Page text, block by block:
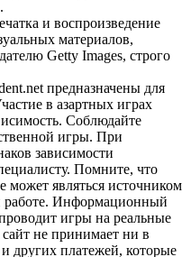
и воспроизведение
материалов,
Getty Images, строго
предназначены для
в азартных играх
Соблюдайте
игры. При
зависимости
Помните, что
может являться источником
работе. Информационный
игры на реальные
не принимает ни в
других платежей, которые